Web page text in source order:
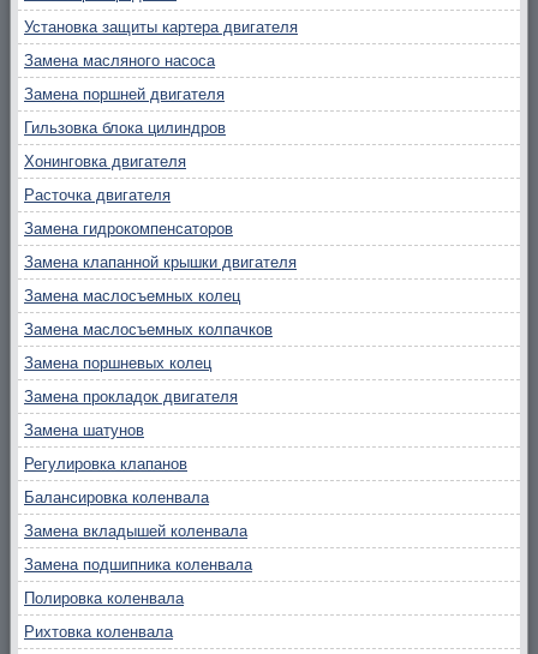
Установка защиты картера двигателя
Замена масляного насоса
Замена поршней двигателя
Гильзовка блока цилиндров
Хонинговка двигателя
Расточка двигателя
Замена гидрокомпенсаторов
Замена клапанной крышки двигателя
Замена маслосъемных колец
Замена маслосъемных колпачков
Замена поршневых колец
Замена прокладок двигателя
Замена шатунов
Регулировка клапанов
Балансировка коленвала
Замена вкладышей коленвала
Замена подшипника коленвала
Полировка коленвала
Рихтовка коленвала